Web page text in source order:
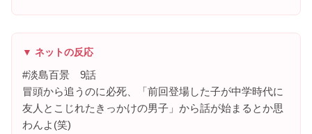
▼ ネットの反応
#淡島百景 9話
冒頭から追うのに必死、「前回登場した子が中学時代に
友人とこじれたきっかけの男子」から話が始まるとか思
わんよ(笑)